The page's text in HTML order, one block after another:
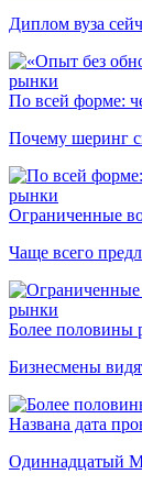
Диплом вуза
рынки
По всей форме:
Почему шеринг
рынки
Ограниченные
Чаще всего
рынки
Более половины
Бизнесмены
Названа дата
Одиннадцатый